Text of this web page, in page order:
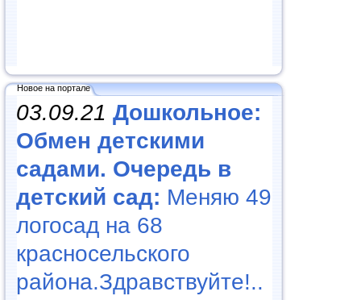
Новое на портале
03.09.21 Дошкольное:
Обмен детскими
садами. Очередь в
детский сад: Меняю 49
логосад на 68
красносельского
района.Здравствуйте!..